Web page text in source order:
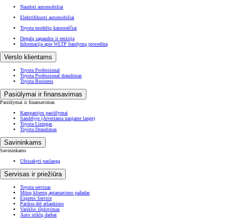
Naudoti automobiliai
Elektrifikuoti automobiliai
Toyota modelių kainoraščiai
Degalų sąnaudos ir emisija
Informacija apie WLTP bandymų procedūrą
Verslo klientams
Toyota Professional
Toyota Professional draudimas
Toyota Business
Pasiūlymai ir finansavimas
Pasiūlymai ir finansavimas
Kampanijos pasiūlymai
Sandėlyje (Atveriama naujame lange)
Toyota Lizingas
Toyota Draudimas
Savininkams
Savininkams
Užsisakyti paslaugą
Servisas ir priežiūra
Toyota servisas
Mūsų klientų aptarnavimo pažadas
Express Service
Patikra dėl atšaukimo
Variklio išplovimas
Auto stiklų darbai